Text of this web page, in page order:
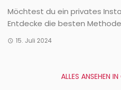
Möchtest du ein privates
Entdecke die besten
15. Juli 2024
ALLES ANSEHEN